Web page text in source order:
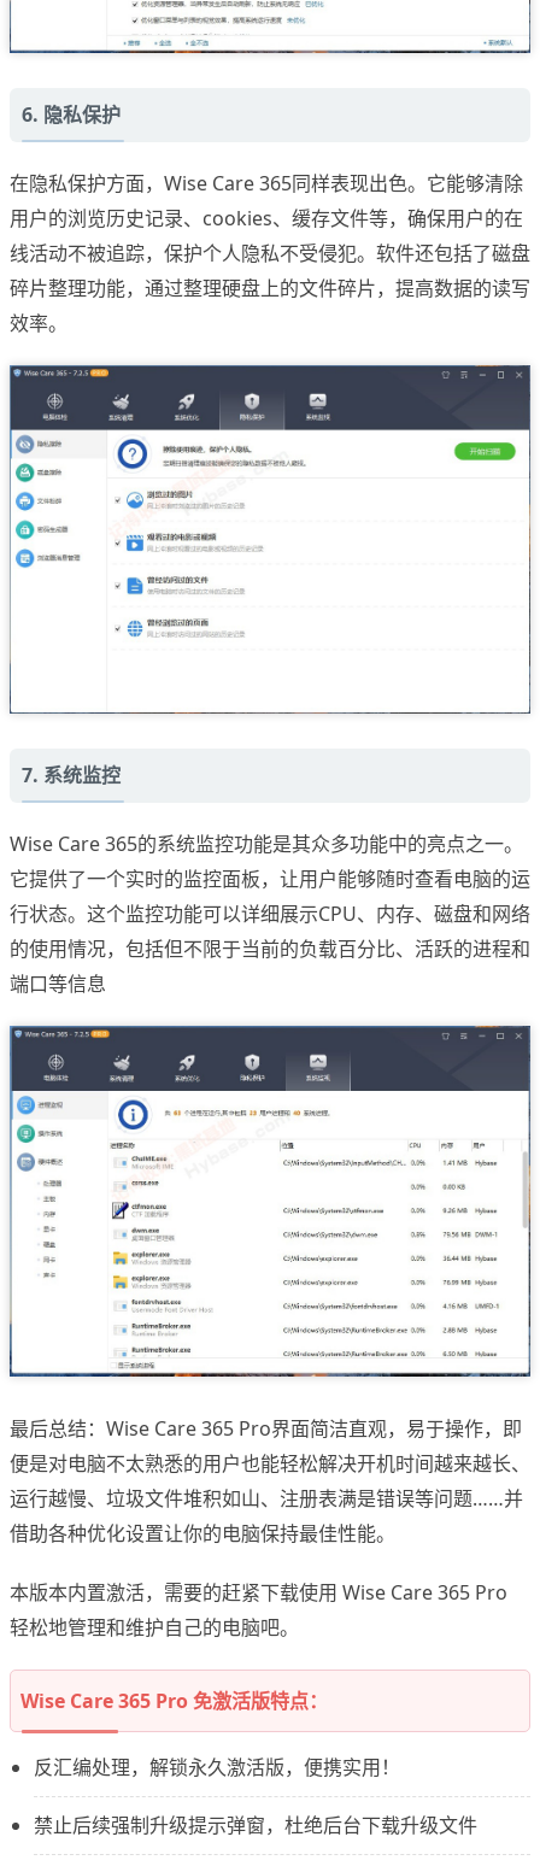
6. 隐私保护
在隐私保护方面，Wise Care 365同样表现出色。它能够清除
用户的浏览历史记录、cookies、缓存文件等，确保用户的在
线活动不被追踪，保护个人隐私不受侵犯。软件还包括了磁盘
碎片整理功能，通过整理硬盘上的文件碎片，提高数据的读写
效率。
7. 系统监控
Wise Care 365的系统监控功能是其众多功能中的亮点之一。
它提供了一个实时的监控面板，让用户能够随时查看电脑的运
行状态。这个监控功能可以详细展示CPU、内存、磁盘和网络
的使用情况，包括但不限于当前的负载百分比、活跃的进程和
端口等信息
最后总结：Wise Care 365 Pro界面简洁直观，易于操作，即
便是对电脑不太熟悉的用户也能轻松解决开机时间越来越长、
运行越慢、垃圾文件堆积如山、注册表满是错误等问题……并
借助各种优化设置让你的电脑保持最佳性能。
本版本内置激活，需要的赶紧下载使用 Wise Care 365 Pro
轻松地管理和维护自己的电脑吧。
Wise Care 365 Pro 免激活版特点：
反汇编处理，解锁永久激活版，便携实用！
禁止后续强制升级提示弹窗，杜绝后台下载升级文件